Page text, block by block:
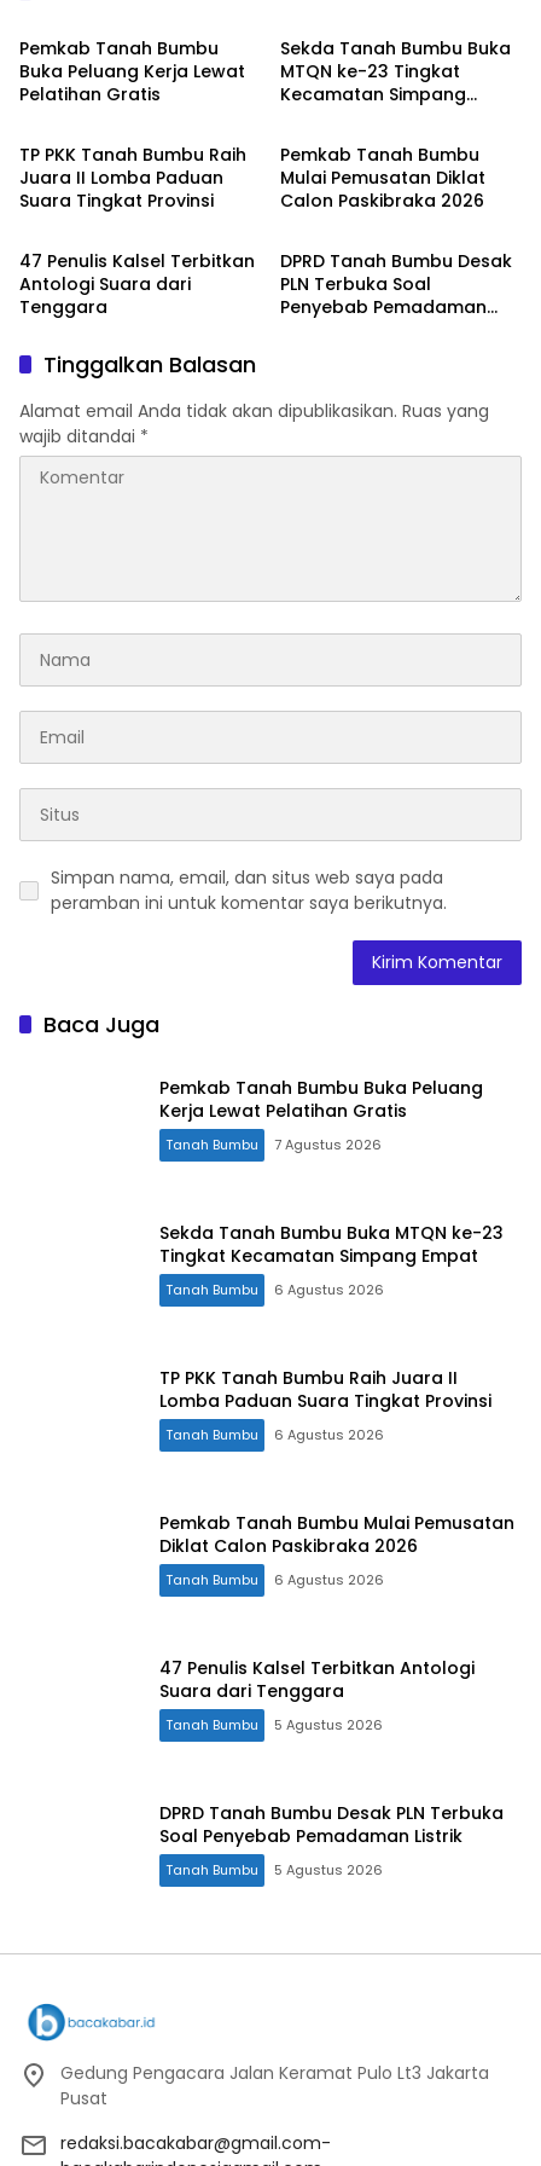
Pemkab Tanah Bumbu
Buka Peluang Kerja Lewat
Pelatihan Gratis
Sekda Tanah Bumbu Buka
MTQN ke-23 Tingkat
Kecamatan Simpang
Tanah Bumbu
TP PKK Tanah Bumbu Raih
Juara II Lomba Paduan
Suara Tingkat Provinsi
Tanah Bumbu
Pemkab Tanah Bumbu
Mulai Pemusatan Diklat
Calon Paskibraka 2026
Tanah Bumbu
47 Penulis Kalsel Terbitkan
Antologi Suara dari
Tenggara
Tanah Bumbu
DPRD Tanah Bumbu Desak
PLN Terbuka Soal
Penyebab Pemadaman
Tinggalkan Balasan
Alamat email Anda tidak akan dipublikasikan. Ruas yang
wajib ditandai *
Simpan nama, email, dan situs web saya pada
peramban ini untuk komentar saya berikutnya.
Baca Juga
Pemkab Tanah Bumbu Buka Peluang
Kerja Lewat Pelatihan Gratis
Tanah Bumbu 7 Agustus 2026
Sekda Tanah Bumbu Buka MTQN ke-23
Tingkat Kecamatan Simpang Empat
Tanah Bumbu 6 Agustus 2026
TP PKK Tanah Bumbu Raih Juara II
Lomba Paduan Suara Tingkat Provinsi
Tanah Bumbu 6 Agustus 2026
Pemkab Tanah Bumbu Mulai Pemusatan
Diklat Calon Paskibraka 2026
Tanah Bumbu 6 Agustus 2026
47 Penulis Kalsel Terbitkan Antologi
Suara dari Tenggara
Tanah Bumbu 5 Agustus 2026
DPRD Tanah Bumbu Desak PLN Terbuka
Soal Penyebab Pemadaman Listrik
Tanah Bumbu 5 Agustus 2026
Gedung Pengacara Jalan Keramat Pulo Lt3 Jakarta
Pusat
redaksi.bacakabar@gmail.com-